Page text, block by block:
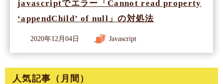
javascriptでエラー「Cannot read property
‘appendChild’ of null」の対処法
2020年12月04日 Javascript
人気記事（月間）